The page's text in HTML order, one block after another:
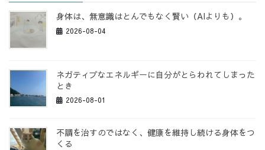
身体は、無意識はとんでもなく賢い（AIよりも）。
2026-08-04
ネガティブなエネルギーに自分がとらわれてしまった
とき
2026-08-01
不調を治すのではなく、健康を維持し続ける身体をつ
くる